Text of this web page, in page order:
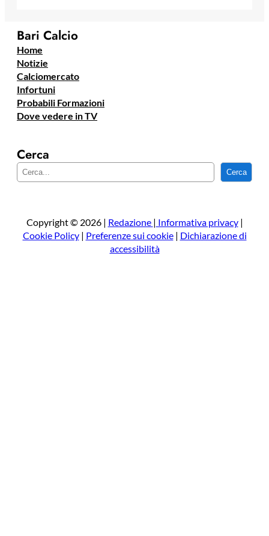
Bari Calcio
Home
Notizie
Calciomercato
Infortuni
Probabili Formazioni
Dove vedere in TV
Cerca
e
a
Cerca
Copyright © 2026 | Redazione | Informativa privacy|
Cookie Policy| Preferenze sui cookie| Dichiarazione di
accessibilità